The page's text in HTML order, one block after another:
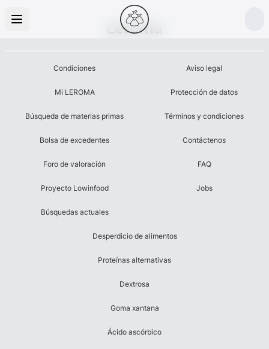
Leroma
Condiciones
Mi LEROMA
Búsqueda de materias primas
Bolsa de excedentes
Foro de valoración
Proyecto Lowinfood
Búsquedas actuales
Aviso legal
Protección de datos
Términos y condiciones
Contáctenos
FAQ
Jobs
Desperdicio de alimentos
Proteínas alternativas
Dextrosa
Goma xantana
Ácido ascórbico